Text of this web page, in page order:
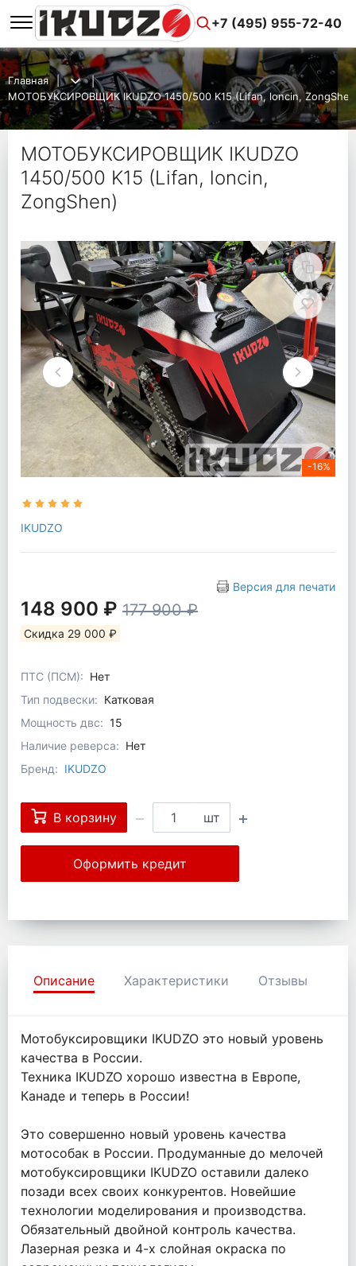
+7 (495) 955-72-40
Главная
МОТОБУКСИРОВЩИК IKUDZO 1450/500 K15 (Lifan, loncin,
МОТОБУКСИРОВЩИК IKUDZO
1450/500 K15 (Lifan, loncin,
ZongShen)
-16%
IKUDZO
Версия для печати
148 900 ₽ 177 900 ₽
Скидка 29 000 ₽
ПТС (ПСМ): Нет
Тип подвески: Катковая
Мощность двс: 15
Наличие реверса: Нет
Бренд: IKUDZO
В корзину шт
Оформить кредит
Описание Характеристики Отзывы
Мотобуксировщики IKUDZO это новый уровень
качества в России.
Техника IKUDZO хорошо известна в Европе,
Канаде и теперь в России!
Это совершенно новый уровень качества
мотособак в России. Продуманные до мелочей
мотобуксировщики IKUDZO оставили далеко
позади всех своих конкурентов. Новейшие
технологии моделирования и производства.
Обязательный двойной контроль качества.
Лазерная резка и 4-х слойная окраска по